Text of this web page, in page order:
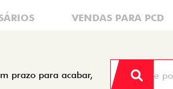
VENDAS PARA PCD
prazo para acabar,